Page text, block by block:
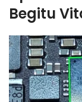
Begitu